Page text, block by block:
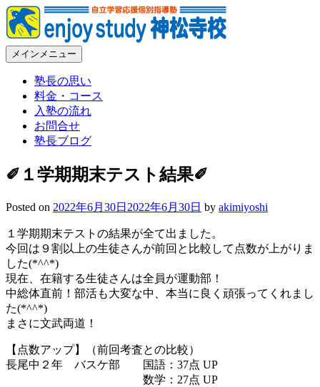
コ
ン
テ
ン
Enjoy Study 神松寺校 – 福岡市城南区神松寺の個別指導学習塾
福岡市城南区神松寺の個別指導学習塾。常に本気、常に熱血
の塾長が部活と勉強の両立を全力で応援します
メインメニュー
塾長の思い
料金・コース
入塾の流れ
お問合せ
塾長ブログ
✐１学期期末テスト結果✐
Posted on 2022年6月30日 2022年6月30日 by akimiyoshi
１学期期末テストの結果が全て出ました。
今回は９割以上の生徒さんが前回と比較して点数が上がりま
した(*^^*)
現在、在籍する生徒さんは全員が運動部！
中総体直前！部活も大変な中、本当に良く頑張ってくれまし
た(*^^*)
まさに文武両道！
【点数アップ】（前回考査との比較）
長尾中２年 バスケ部 国語：37点 UP
数学：27点 UP